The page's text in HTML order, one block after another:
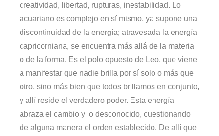
creatividad, libertad, rupturas, inestabilidad. Lo
acuariano es complejo en sí mismo, ya supone una
discontinuidad de la energía; atravesada la energía
capricorniana, se encuentra más allá de la materia
o de la forma. Es el polo opuesto de Leo, que viene
a manifestar que nadie brilla por sí solo o más que
otro, sino más bien que todos brillamos en conjunto,
y allí reside el verdadero poder. Esta energía
abraza el cambio y lo desconocido, cuestionando
de alguna manera el orden establecido. De allí que